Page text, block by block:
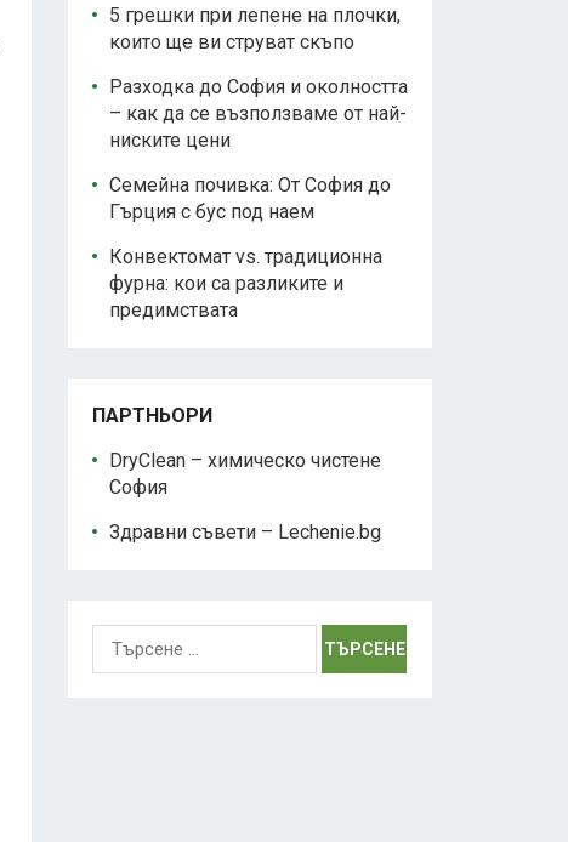
5 грешки при лепене на плочки,
които ще ви струват скъпо
Разходка до София и околността
– как да се възползваме от най-
ниските цени
Семейна почивка: От София до
Гърция с бус под наем
Конвектомат vs. традиционна
фурна: кои са разликите и
предимствата
ПАРТНЬОРИ
DryClean – химическо чистене
София
Здравни съвети – Lechenie.bg
Търсене